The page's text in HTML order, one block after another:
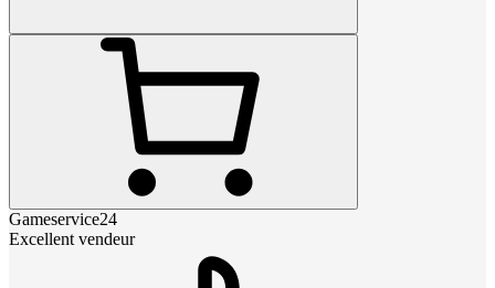
Gameservice24
Excellent vendeur